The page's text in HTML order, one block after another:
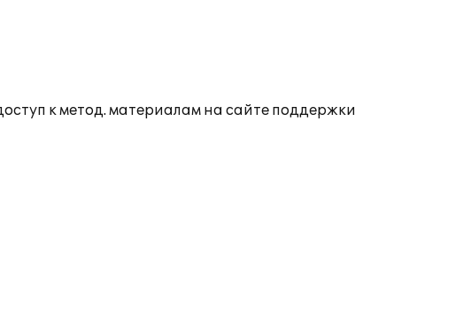
к метод. материалам на сайте поддержки